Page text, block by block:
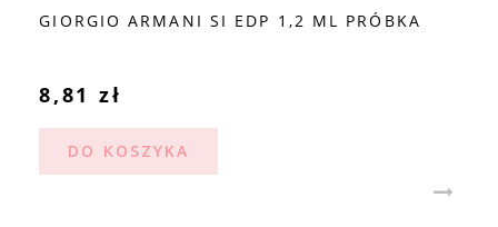
GIORGIO ARMANI SI EDP 1,2 ML PRÓBKA
8,81 zł
DO KOSZYKA